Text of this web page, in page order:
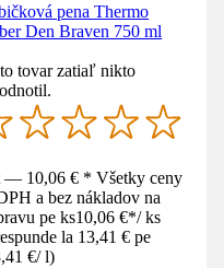
pena Thermo
Den Braven 750 ml
tovar zatiaľ nikto
— 10,06 € * Všetky ceny
a bez nákladov na
pe ks10,06 €*/ ks
la 13,41 € pe
€/ l)